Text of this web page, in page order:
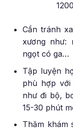
Cần tránh
xương như:
ngọt có ga…
Tập luyện
phù hợp
như đi bộ,
15-30 phút
Thăm khám